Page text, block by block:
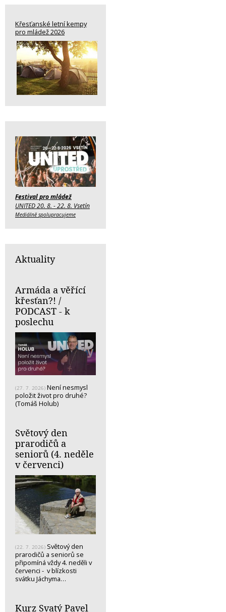
Křesťanské letní kempy
pro mládež 2026
Festival pro mládež
UNITED 20. 8. - 22. 8. Vsetín
Mediálně spolupracujeme
Aktuality
Armáda a věřící
křesťan?! /
PODCAST - k
poslechu
(27. 7. 2026) Není nesmysl
položit život pro druhé?
(Tomáš Holub)
Světový den
prarodičů a
seniorů (4. neděle
v červenci)
(22. 7. 2026) Světový den
prarodičů a seniorů se
připomíná vždy 4. neděli v
červenci - v blízkosti
svátku Jáchyma…
Kurz Svatý Pavel